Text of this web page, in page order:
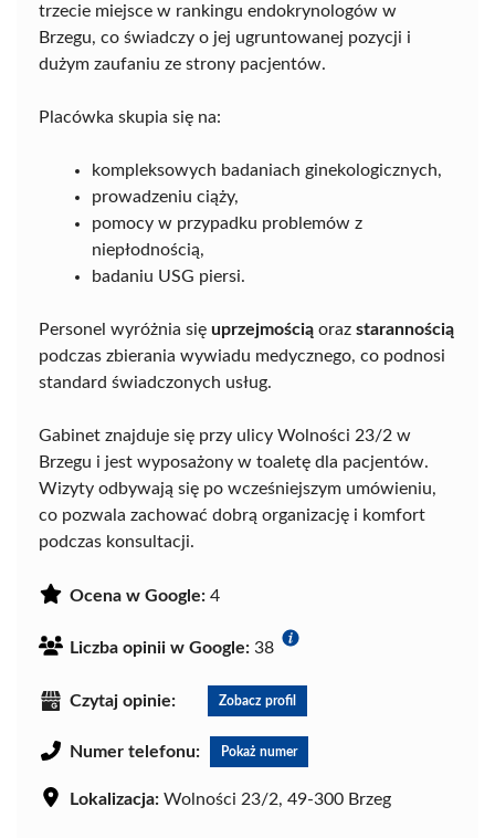
trzecie miejsce w rankingu endokrynologów w
Brzegu, co świadczy o jej ugruntowanej pozycji i
dużym zaufaniu ze strony pacjentów.
Placówka skupia się na:
kompleksowych badaniach ginekologicznych,
prowadzeniu ciąży,
pomocy w przypadku problemów z
niepłodnością,
badaniu USG piersi.
Personel wyróżnia się uprzejmością oraz starannością
podczas zbierania wywiadu medycznego, co podnosi
standard świadczonych usług.
Gabinet znajduje się przy ulicy Wolności 23/2 w
Brzegu i jest wyposażony w toaletę dla pacjentów.
Wizyty odbywają się po wcześniejszym umówieniu,
co pozwala zachować dobrą organizację i komfort
podczas konsultacji.
Ocena w Google: 4
Liczba opinii w Google: 38
Czytaj opinie: Zobacz profil
Numer telefonu: Pokaż numer
Lokalizacja: Wolności 23/2, 49-300 Brzeg